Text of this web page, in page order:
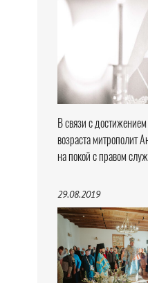
В связи с
возраста митрополит
на покой с правом
29.08.2019